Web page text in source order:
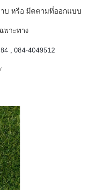
บ หรือ มีดตามที่ออกแบบ
พาะทาง
, 084-4049512